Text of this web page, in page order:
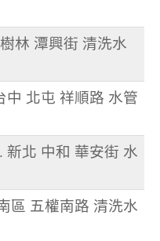
林 潭興街 清洗水
中 北屯 祥順路 水管
新北 中和 華安街 水
區 五權南路 清洗水